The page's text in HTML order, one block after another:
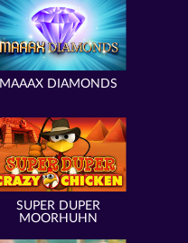
MAAAX DIAMONDS
SUPER DUPER
MOORHUHN